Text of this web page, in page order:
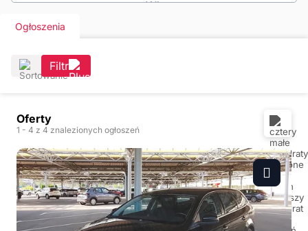
Ogłoszenia
Filtr
Oferty
1 - 4 z 4 znalezionych ogłoszeń